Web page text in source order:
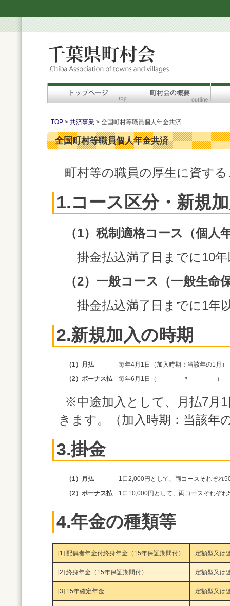
TOP> 共済事業> 全国町村等職員個人年金共済
全国町村等職員個人年金共済
町村等の職員の厚生に資す
1.コース区分・新規
（1）税制適格コース（個人
掛金払込満了日までに10
（2）一般コース（一般生命
掛金払込満了日までに1年
2.新規加入の時期
（1）月払
毎年4月1日（加入時期：当該年の1月）
（2）ボーナス払
毎年6月1日（ 〃 ）
※中途加入として、月払7月
きます。（加入時期：当該年
3.掛金
（1）月払
1口2,000円として、両コースそれぞれ
（2）ボーナス払
1口10,000円として、両コースそれぞ
4.年金の種類等
[1] 配偶者年金付終身年金（15年保証期間付） 定額型又は
[2] 終身年金（15年保証期間付） 定額型又は
[3] 15年確定年金 定額型又は